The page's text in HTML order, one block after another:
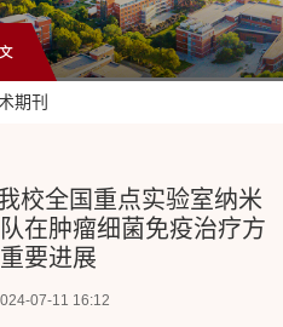
期刊
校全国重点实验室纳米
在肿瘤细菌免疫治疗方
要进展
07-11 16:12